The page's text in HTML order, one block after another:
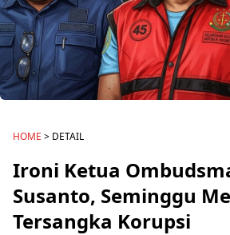
HOME > DETAIL
Ironi Ketua
Susanto, Seminggu
Tersangka Korupsi